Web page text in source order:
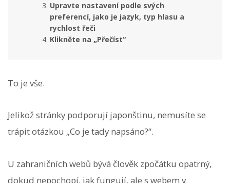
Upravte nastavení podle svých
preferencí, jako je jazyk, typ hlasu a
rychlost řeči
Klikněte na „Přečíst“
To je vše.
Jelikož stránky podporují japonštinu, nemusíte se
trápit otázkou „Co je tady napsáno?“.
U zahraničních webů bývá člověk zpočátku opatrný,
dokud nepochopí, jak fungují, ale s webem v